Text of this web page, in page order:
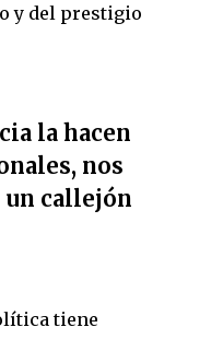
y del prestigio
la hacen
nos
un callejón
tiene